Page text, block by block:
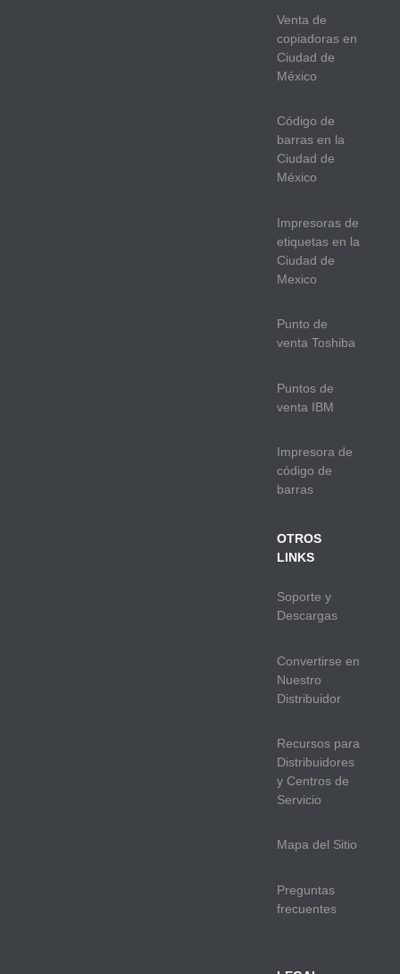
Venta de
copiadoras en
Ciudad de
México
Código de
barras en la
Ciudad de
México
Impresoras de
etiquetas en la
Ciudad de
Mexico
Punto de
venta Toshiba
Puntos de
venta IBM
Impresora de
código de
barras
OTROS
LINKS
Soporte y
Descargas
Convertirse en
Nuestro
Distribuidor
Recursos para
Distribuidores
y Centros de
Servicio
Mapa del Sitio
Preguntas
frecuentes